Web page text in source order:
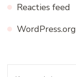
Reacties feed
WordPress.org